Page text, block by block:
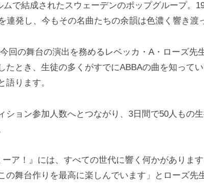
で結成されたスウェーデンのポップグループ。
連発し、今もその名曲たちの余韻は色濃く響き渡
回の舞台の演出を務めるレベッカ・A・ローズ先
たとき、生徒の多くがすでにABBAの曲を知って
語ります。
ション参加人数へとつながり、3日間で50人もの生
ーア！』には、すべての世代に響く何かがありま
の舞台作りを最高に楽しんでいます」とローズ先